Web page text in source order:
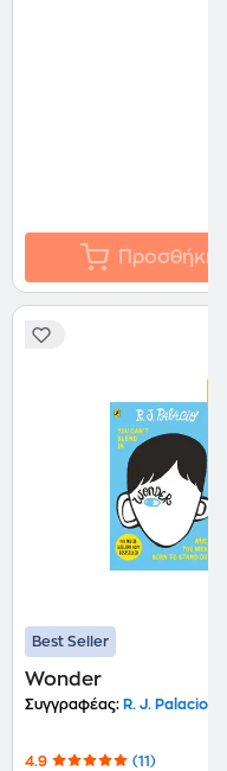
Προσθήκη
Best Seller
Wonder
Συγγραφέας: R. J. Palacio
4.9 (11)